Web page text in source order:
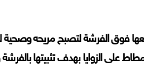
فوق الفرشة لتصبح مريحه وصحية
على الزوايا بهدف تثبيتها